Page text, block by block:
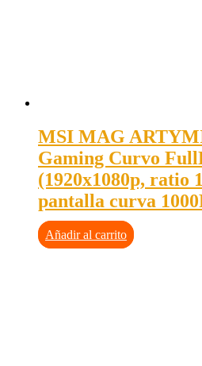
MSI MAG
Gaming Curvo
(1920x1080p, ratio
pantalla curva
Añadir al carrito